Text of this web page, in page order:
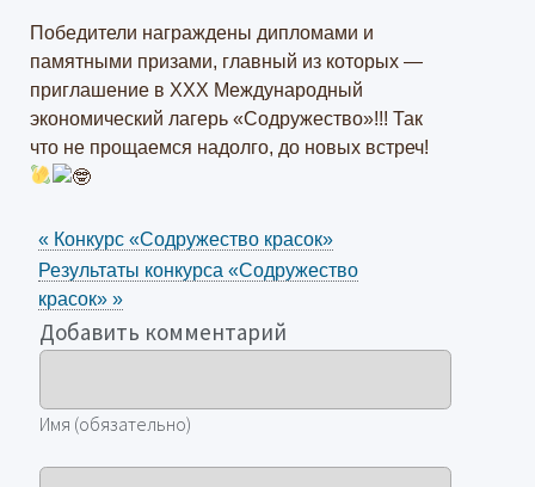
Победители награждены дипломами и
памятными призами, главный из которых —
приглашение в ХХХ Международный
экономический лагерь «Содружество»!!! Так
что не прощаемся надолго, до новых встреч!
« Конкурс «Содружество красок»
Результаты конкурса «Содружество
красок» »
Добавить комментарий
Имя (обязательно)